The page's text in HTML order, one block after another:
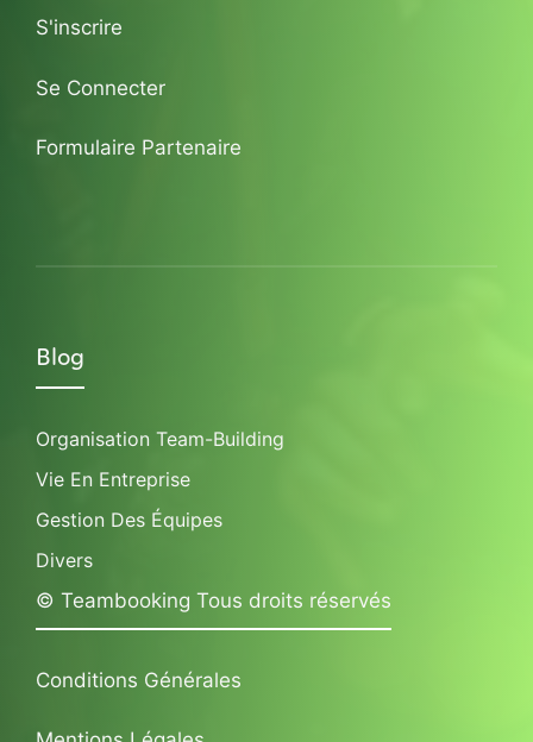
S'inscrire
Se Connecter
Formulaire Partenaire
Blog
Organisation Team-Building
Vie En Entreprise
Gestion Des Équipes
Divers
© Teambooking Tous droits réservés
Conditions Générales